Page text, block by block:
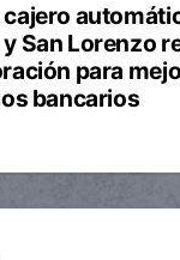
cajero
San Lorenzo
para
bancarios